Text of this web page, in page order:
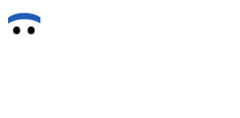
Zum
Inhalt